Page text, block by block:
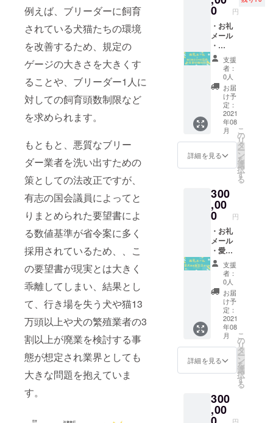
例えば、ブリーダーに飼育
されている犬猫たちの環境
を改善するため、規定の
ゲージの大きさを大きくす
ることや、ブリーダー1人に
対しての飼育頭数制限など
を求められます。
もともと、悪質なブリー
ダー業者を洗い出すための
策としての法改正ですが、
有志の国会議員によってと
りまとめられた要望書によ
る数値基準が省令案に多く
採用されているため、、こ
の要望書が現実とは大きく
乖離してしまい、結果とし
て、行き場を失う犬や猫13
万頭以上や犬の繁殖業者の3
割以上が廃業を検討する事
態が想定され業界としても
大きな問題を抱えていま
す。
※2021
年8月～
2021年
11月ま
でご利
用いた
だけま
す。期
間内に
ご予約
くださ
いま
せ。
②BIBIC
HE
family
animal
Tシャツ
イズの
希望を
M, Lど
ちらか
お知ら
せくだ
さい
（M:身
丈69, 身
幅49,肩
幅41,袖
丈20
L:身丈
72, 身幅
52,肩幅
44,袖丈
21）素
材：綿
100％
セミ
糸
※2021
年8月～
に冷凍
配送に
てお届
けしま
す。 ・
ホーム
ページ
と店内
に名前
掲示 ※
支援
時、必
ず備考
欄にご
希望の
お名前
をご記
入くだ
（ご希
望され
ない場
合は、
控えさ
せてい
ただき
ますの
で、そ
の旨を
お知ら
せくだ
さいま
せ。）
★どち
らかお
選びく
ださい
★ ①ト
リミン
20％OF
F券★
※2021
合は、
控えさ
せてい
ただき
ますの
で、そ
の旨を
お知ら
せくだ
さいま
せ。）
0 円
・お礼
メール
・
BIBICH
E店内4
時間貸
切権利
付与
（イン
スタ映
えする
写真撮
り放
題、ト
リミン
グも可
びっき
りのか
わいい
空間
で、愛
犬との
プライ
ベート
時間を
お過ご
しいた
だけま
す） ※
場所：
BIBICH
E（東京
都目黒
区下目
黒三丁
目１４
時
間：10
時～14
支援
者：
0人
お届
け予
定：
2021
年08
月
詳細を見る
こ
の
リ
タ
ー
ン
を
選
択
す
る
300
,00
0 円
・お礼
メール
・愛犬
お誕生
日ケー
キ（１
個） 直
径:9.5c
m×高
さ:4.5c
m 【原
材料】
カッ
テージ
チーズ/
豆乳ク
豆乳/
ヨーグ
ルト/ゼ
支援
者：
0人
お届
け予
定：
2021
年08
月
詳細を見る
こ
の
リ
タ
ー
ン
を
選
択
す
る
300
,00